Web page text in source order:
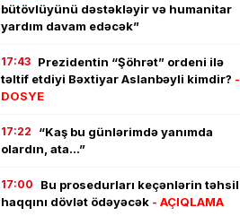
bütövlüyünü dəstəkləyir və humanitar
yardım davam edəcək”
17:43 Prezidentin “Şöhrət” ordeni ilə
təltif etdiyi Bəxtiyar Aslanbəyli kimdir? -
DOSYE
17:22
“Kaş bu günlərimdə yanımda
olardın, ata…”
17:00
Bu prosedurları keçənlərin təhsil
haqqını dövlət ödəyəcək - AÇIQLAMA